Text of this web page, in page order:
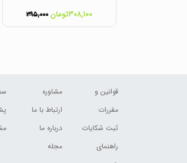
۳۰۸,۱۰۰تومان ۳۹۵,۰۰۰
قوانین و
مقررات
ثبت شکایات
راهنمای
مشاوره
ارتباط با ما
درباره ما
مجله